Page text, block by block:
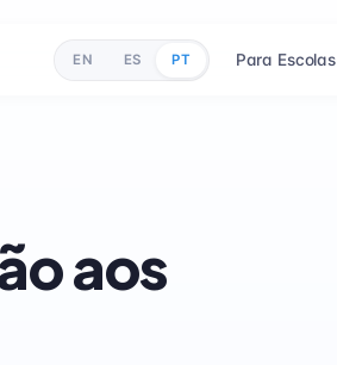
EN ES PT Para Escolas
aos